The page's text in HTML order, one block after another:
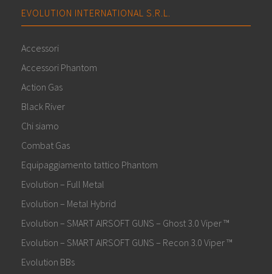
EVOLUTION INTERNATIONAL S.R.L.
Accessori
Accessori Phantom
Action Gas
Black River
Chi siamo
Combat Gas
Equipaggiamento tattico Phantom
Evolution – Full Metal
Evolution – Metal Hybrid
Evolution – SMART AIRSOFT GUNS – Ghost 3.0 Viper ™
Evolution – SMART AIRSOFT GUNS – Recon 3.0 Viper ™
Evolution BBs